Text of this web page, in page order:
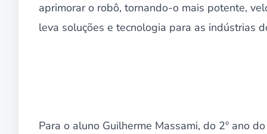
aprimorar o robô, tornando-o mais potente,
leva soluções e tecnologia para as indústrias
Para o aluno Guilherme Massami, do 2º ano